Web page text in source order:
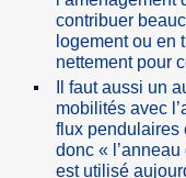
contribuer
logement ou en
nettement pour
Il faut aussi un
mobilités avec
flux pendulaires
donc «
est utilisé